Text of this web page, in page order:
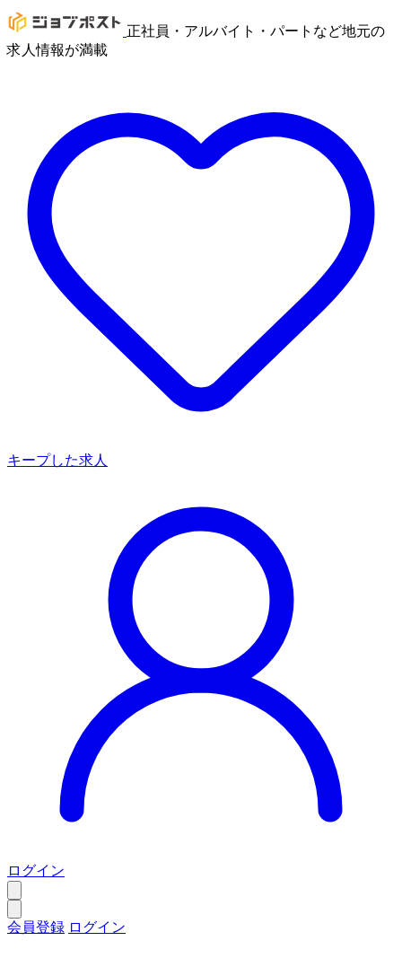
正社員・アルバイト・パートなど地元の
求人情報が満載
キープした求人
ログイン
会員登録 ログイン